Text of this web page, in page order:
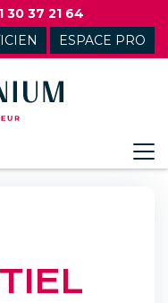
30 37 21 64
ESPACE PRO